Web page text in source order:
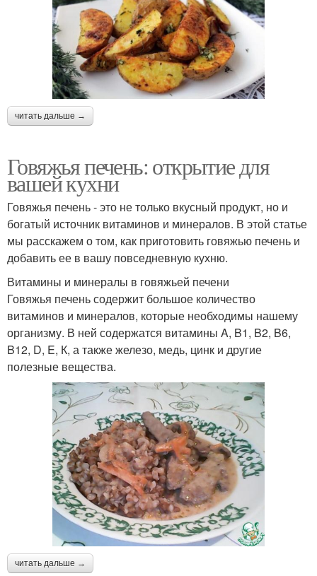
читать дальше →
Говяжья печень: открытие для
вашей кухни
Говяжья печень - это не только вкусный продукт, но и
богатый источник витаминов и минералов. В этой статье
мы расскажем о том, как приготовить говяжью печень и
добавить ее в вашу повседневную кухню.
Витамины и минералы в говяжьей печени
Говяжья печень содержит большое количество
витаминов и минералов, которые необходимы нашему
организму. В ней содержатся витамины A, B1, B2, B6,
B12, D, E, К, а также железо, медь, цинк и другие
полезные вещества.
читать дальше →